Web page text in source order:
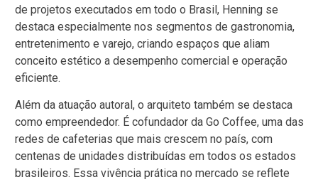
de projetos executados em todo o Brasil, Henning se
destaca especialmente nos segmentos de gastronomia,
entretenimento e varejo, criando espaços que aliam
conceito estético a desempenho comercial e operação
eficiente.
Além da atuação autoral, o arquiteto também se destaca
como empreendedor. É cofundador da Go Coffee, uma das
redes de cafeterias que mais crescem no país, com
centenas de unidades distribuídas em todos os estados
brasileiros. Essa vivência prática no mercado se reflete